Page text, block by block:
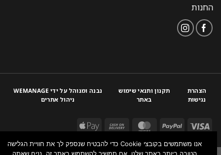
החנות
הצהרת
נגישות
תקנון ותנאי שימוש
באתר
נבנה ומנוהל על ידי WEMANAGE
ניהול אתרים
אנו משתמשים בקובצי Cookie כדי להבטיח שנספק לך את חוויית הגלישה
הטובה ביותר באתר שלנו. אם תמשיך להשתמש באתר זה, נניח שאתה